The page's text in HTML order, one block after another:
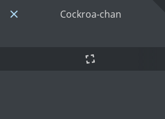
Cockroa-chan